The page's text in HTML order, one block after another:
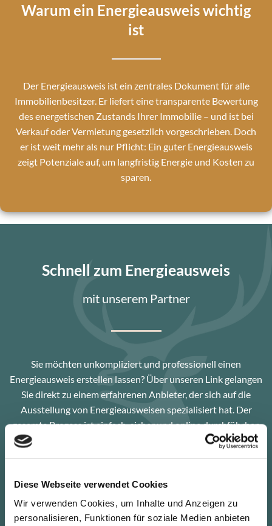
Diese Webseite verwendet Cookies
Wir verwenden Cookies, um Inhalte und Anzeigen zu
personalisieren, Funktionen für soziale Medien anbieten
Warum ein Energieausweis wichtig
ist
Der Energieausweis ist ein zentrales Dokument für alle
Immobilienbesitzer. Er liefert eine transparente Bewertung
des energetischen Zustands Ihrer Immobilie – und ist bei
Verkauf oder Vermietung gesetzlich vorgeschrieben. Doch
er ist weit mehr als nur Pflicht: Ein guter Energieausweis
zeigt Potenziale auf, um langfristig Energie und Kosten zu
sparen.
Schnell zum Energieausweis
mit unserem Partner
Sie möchten unkompliziert und professionell einen
Energieausweis erstellen lassen? Über unseren Link gelangen
Sie direkt zu einem erfahrenen Anbieter, der sich auf die
Ausstellung von Energieausweisen spezialisiert hat. Der
gesamte Prozess ist einfach, sicher und online durchführbar.